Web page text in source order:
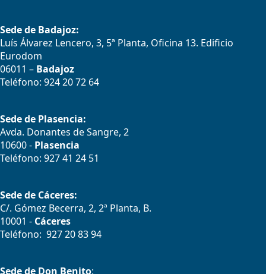
Sede de Badajoz:
Luís Álvarez Lencero, 3, 5ª Planta, Oficina 13. Edificio
Eurodom
06011 – Badajoz
Teléfono: 924 20 72 64
Sede de Plasencia:
Avda. Donantes de Sangre, 2
10600 - Plasencia
Teléfono: 927 41 24 51
Sede de Cáceres:
C/. Gómez Becerra, 2, 2ª Planta, B.
10001 - Cáceres
Teléfono: 927 20 83 94
Sede de Don Benito: